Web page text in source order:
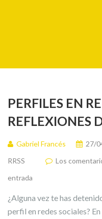
PERFILES EN
REFLEXIONES
Gabriel Francés 27/
RRSS
Los
entrada
¿Alguna vez te has
perfil en redes sociales?